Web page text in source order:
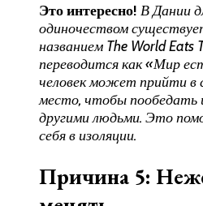
Это интересно! В Дании
одиночеством
названием The World Eats
переводится как «Мир
человек может прийти в
место, чтобы пообедать
другими людьми. Это
себя в изоляции.
Причина 5: